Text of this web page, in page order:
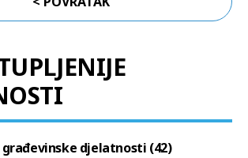
djelatnosti (42)